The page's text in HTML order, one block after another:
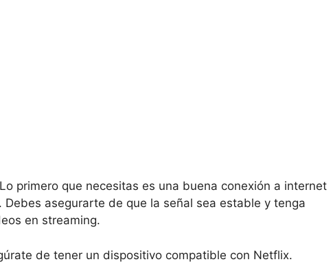
Lo primero que necesitas es una buena conexión a internet
asegurarte de que la señal sea estable y tenga
en streaming.
de tener un dispositivo compatible con Netflix.